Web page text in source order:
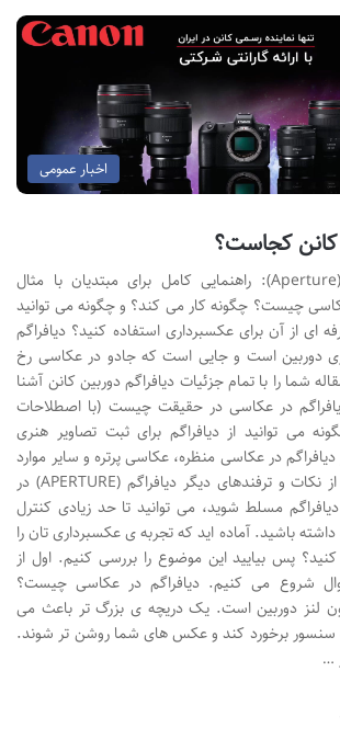
اخبار عمومی
کانن کجاست؟
دیافراگم در عکاسی (Aperture): راهنمایی کامل برای مبتدیان با مثال
چیست؟ چگونه کار می کند؟ و چگونه می توانید
از آن برای عکسبرداری استفاده کنید؟ دیافراگم
دوربین است و جایی است که جادو در عکاسی رخ
شما را با تمام جزئیات دیافراگم دوربین کانن آشنا
در عکاسی در حقیقت چیست (با اصطلاحات
می توانید از دیافراگم برای ثبت تصاویر هنری
در عکاسی منظره، عکاسی پرتره و سایر موارد
استفاده کنید بسیاری از نکات و ترفندهای دیگر دیافراگم (APERTURE) در
مسلط شوید، می توانید تا حد زیادی کنترل
باشید. آماده اید که تجربه ی عکسبرداری تان را
پس بیایید این موضوع را بررسی کنیم. اول از
شروع می کنیم. دیافراگم در عکاسی چیست؟
لنز دوربین است. یک دریچه ی بزرگ تر باعث می
سنسور برخورد کند و عکس های شما روشن تر شوند.
…